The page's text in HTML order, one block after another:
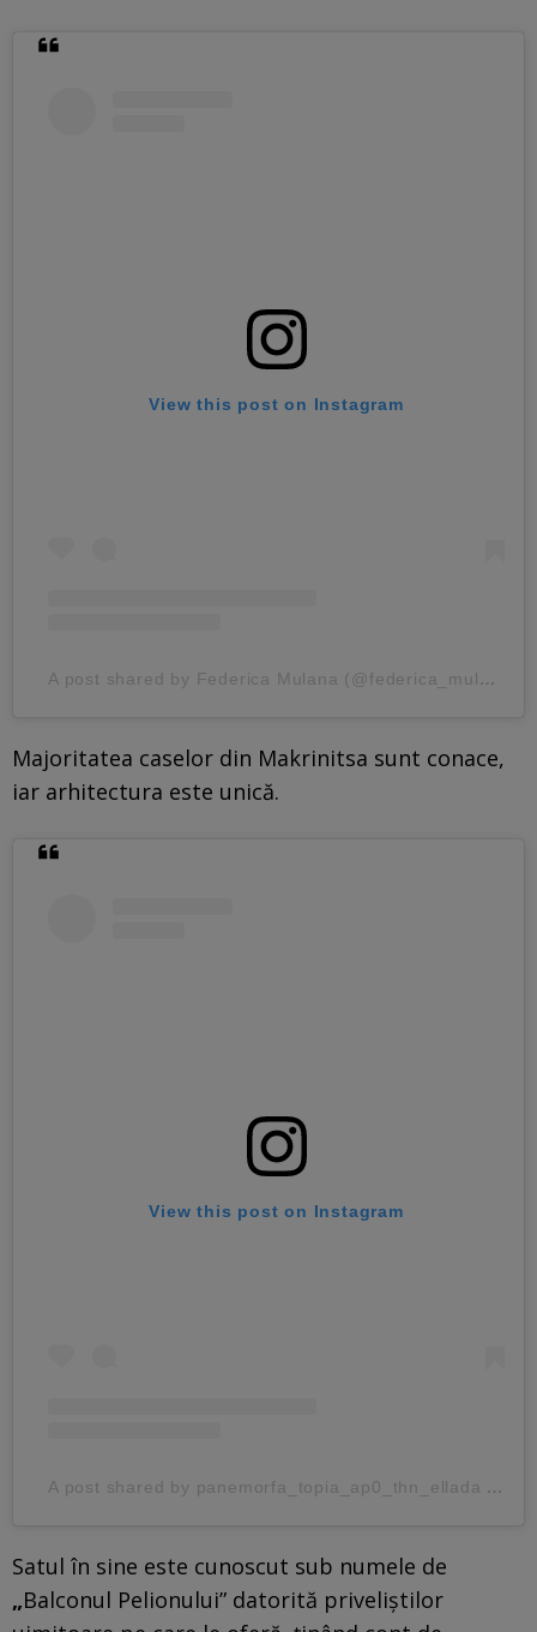
View this post on Instagram
A post shared by Federica Mulana (@federica_mulana)
Majoritatea caselor din Makrinitsa sunt conace,
iar arhitectura este unică.
View this post on Instagram
A post shared by panemorfa_topia_ap0_thn_ellada (@panemorfa_topia_ap0_thn_ellada)
Satul în sine este cunoscut sub numele de
„Balconul Pelionului” datorită priveliștilor